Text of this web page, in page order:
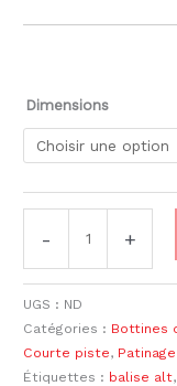
Dimensions
- +
UGS : ND
Catégories : Bottines
Courte piste,
Étiquettes : balise alt,